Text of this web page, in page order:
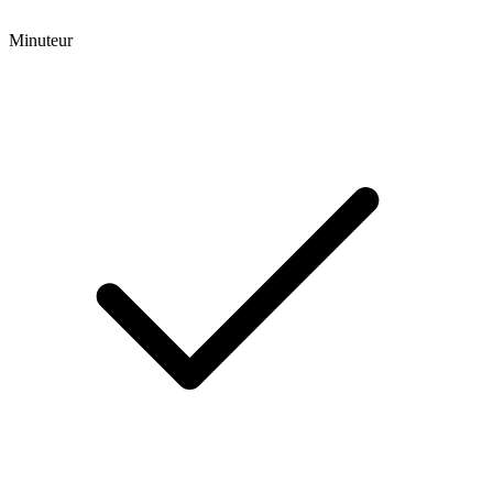
Minuteur